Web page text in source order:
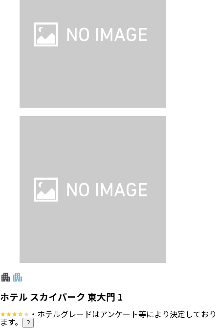
ホテル スカイパーク 東大門 1
・ホテルグレードはアンケート等により決定しており
ます。 ?